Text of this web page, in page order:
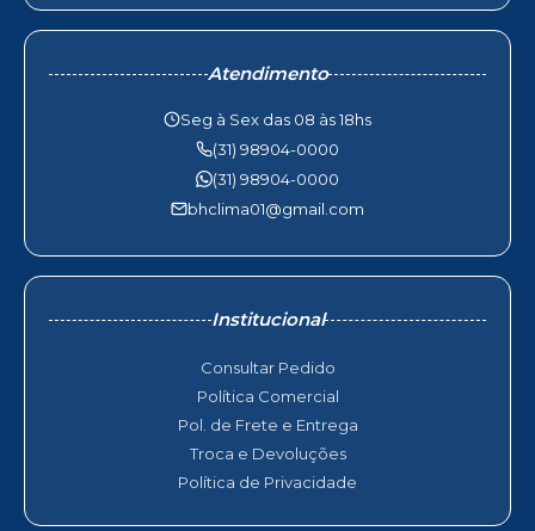
Atendimento
Seg à Sex das 08 às 18hs
(31) 98904-0000
(31) 98904-0000
bhclima01@gmail.com
Institucional
Consultar Pedido
Política Comercial
Pol. de Frete e Entrega
Troca e Devoluções
Política de Privacidade